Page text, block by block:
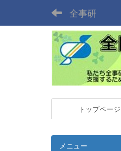
全事研
トップページ
メニュー